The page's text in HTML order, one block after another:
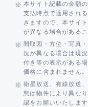
本サイト記載の金額
支払時点で適用され
きますので、本サイ
が異なる場合がある
間取図・方位・写真
況が異なる場合は現
付き等の表示がある
価格に含まれません。
衛星放送、有線放送
態は物件により異な
認をお願いいたします